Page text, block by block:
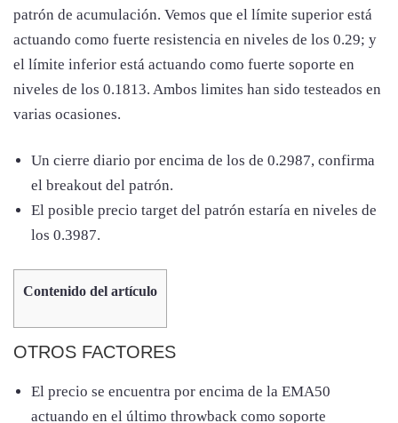
patrón de acumulación. Vemos que el límite superior está
actuando como fuerte resistencia en niveles de los 0.29; y
el límite inferior está actuando como fuerte soporte en
niveles de los 0.1813. Ambos limites han sido testeados en
varias ocasiones.
Un cierre diario por encima de los de 0.2987, confirma
el breakout del patrón.
El posible precio target del patrón estaría en niveles de
los 0.3987.
Contenido del artículo
OTROS FACTORES
El precio se encuentra por encima de la EMA50
actuando en el último throwback como soporte